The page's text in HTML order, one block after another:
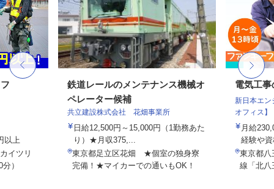
以上
イツリ
）
鉄道レールのメンテナンス機械オ
ペレーター候補
共立建設株式会社 花畑事業所
日給12,500円～15,000円（1勤務あた
り）★月収375,...
東京都足立区花畑 ★個室の独身寮
完備！★マイカーでの通いもOK！
電気工
新日本エ
オフィス】
月給
経験や
東京都八
線「北八